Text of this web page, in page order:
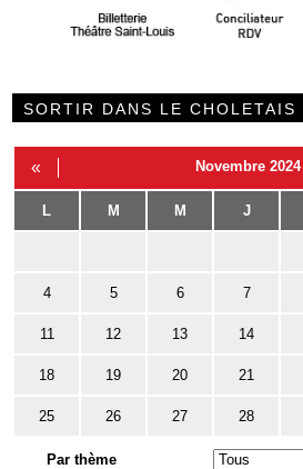
SORTIR DANS LE CHOLETAIS
« Novembre 2024
L M M J
4 5 6 7
11 12 13 14
18 19 20 21
25 26 27 28
Par thème